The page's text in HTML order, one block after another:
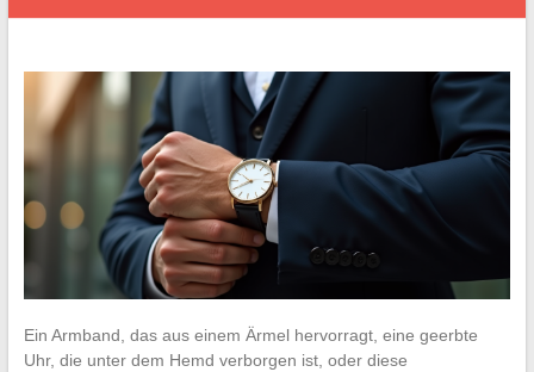
Ein Armband, das aus einem Ärmel hervorragt, eine geerbte
Uhr, die unter dem Hemd verborgen ist, oder diese